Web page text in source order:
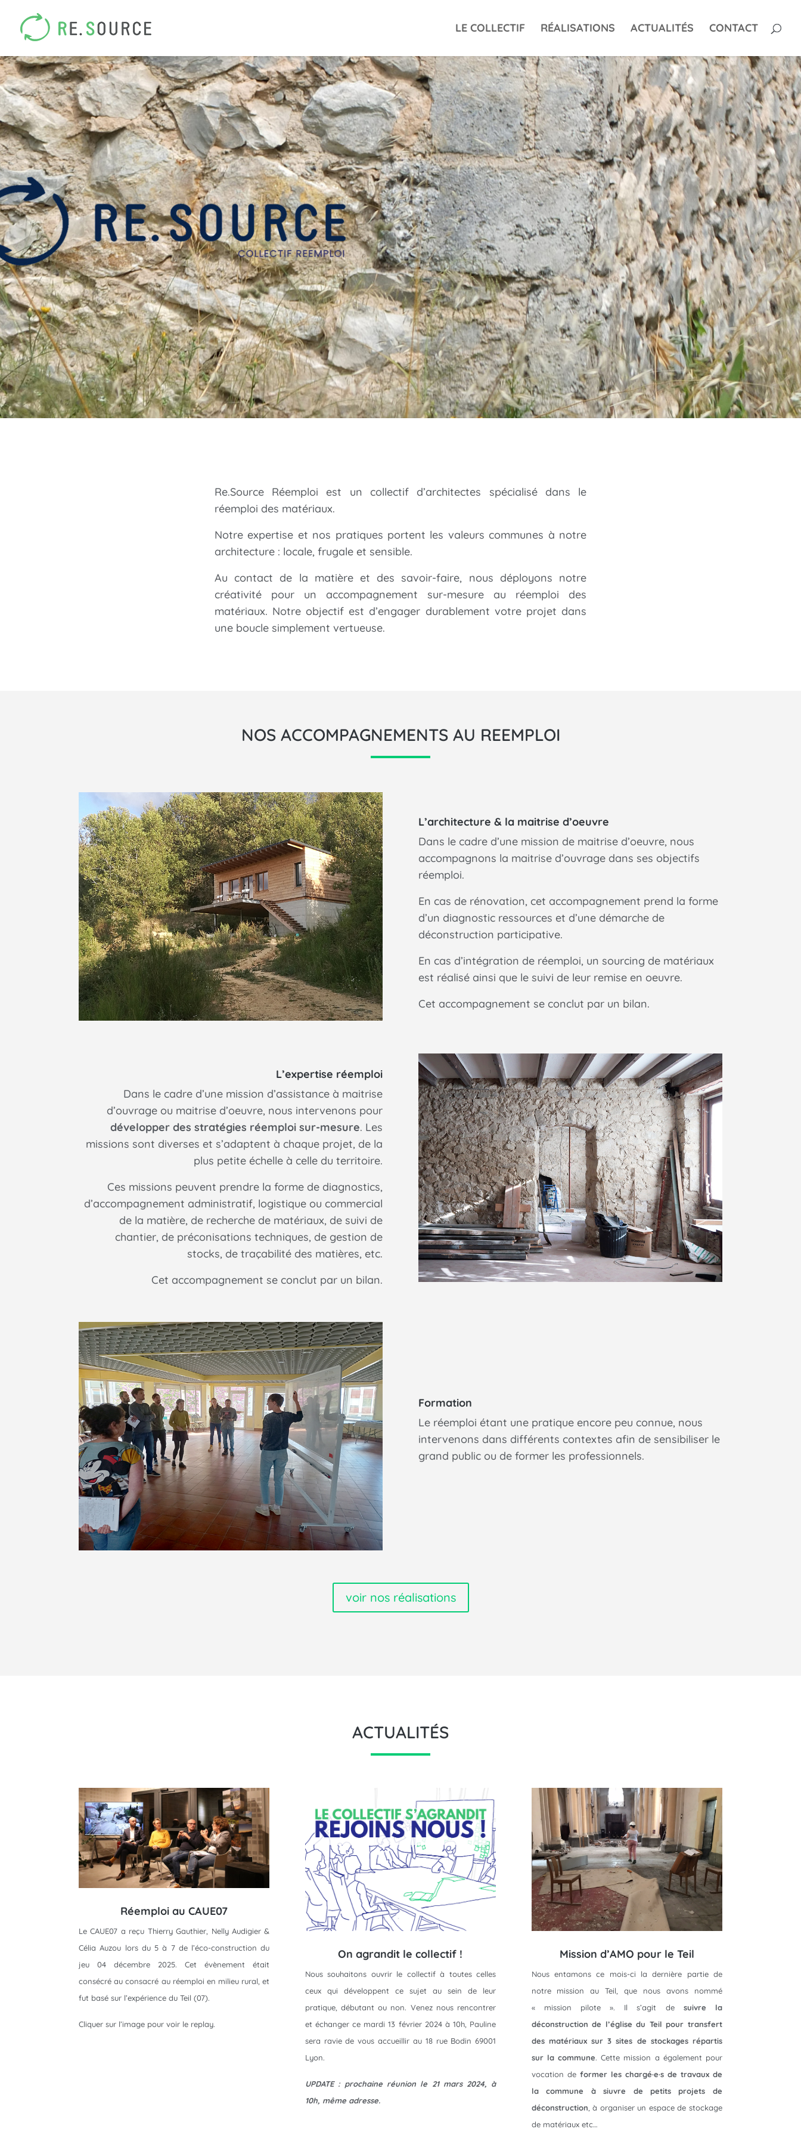
LE COLLECTIF RÉALISATIONS ACTUALITÉS CONTACT
Re.Source Réemploi est un collectif d’architectes spécialisé dans le
réemploi des matériaux.
Notre expertise et nos pratiques portent les valeurs communes à notre
architecture : locale, frugale et sensible.
Au contact de la matière et des savoir-faire, nous déployons notre
créativité pour un accompagnement sur-mesure au réemploi des
matériaux. Notre objectif est d’engager durablement votre projet dans
une boucle simplement vertueuse.
NOS ACCOMPAGNEMENTS AU REEMPLOI
L’architecture & la maitrise d’oeuvre
Dans le cadre d’une mission de maitrise d’oeuvre, nous
accompagnons la maitrise d’ouvrage dans ses objectifs
réemploi.
En cas de rénovation, cet accompagnement prend la forme
d’un diagnostic ressources et d’une démarche de
déconstruction participative.
En cas d’intégration de réemploi, un sourcing de matériaux
est réalisé ainsi que le suivi de leur remise en oeuvre.
Cet accompagnement se conclut par un bilan.
L’expertise réemploi
Dans le cadre d’une mission d’assistance à maitrise
d’ouvrage ou maitrise d’oeuvre, nous intervenons pour
développer des stratégies réemploi sur-mesure. Les
missions sont diverses et s’adaptent à chaque projet, de la
plus petite échelle à celle du territoire.
Ces missions peuvent prendre la forme de diagnostics,
d’accompagnement administratif, logistique ou commercial
de la matière, de recherche de matériaux, de suivi de
chantier, de préconisations techniques, de gestion de
stocks, de traçabilité des matières, etc.
Cet accompagnement se conclut par un bilan.
Formation
Le réemploi étant une pratique encore peu connue, nous
intervenons dans différents contextes afin de sensibiliser le
grand public ou de former les professionnels.
voir nos réalisations
ACTUALITÉS
Réemploi au CAUE07
Le CAUE07 a reçu Thierry Gauthier, Nelly Audigier &
Célia Auzou lors du 5 à 7 de l’éco-construction du
jeu 04 décembre 2025. Cet évènement était
consécré au consacré au réemploi en milieu rural, et
fut basé sur l’expérience du Teil (07).
Cliquer sur l’image pour voir le replay.
On agrandit le collectif !
Nous souhaitons ouvrir le collectif à toutes celles
ceux qui développent ce sujet au sein de leur
pratique, débutant ou non. Venez nous rencontrer
et échanger ce mardi 13 février 2024 à 10h, Pauline
sera ravie de vous accueillir au 18 rue Bodin 69001
Lyon.
UPDATE : prochaine réunion le 21 mars 2024, à
10h, même adresse.
Mission d’AMO pour le Teil
Nous entamons ce mois-ci la dernière partie de
notre mission au Teil, que nous avons nommé
« mission pilote ». Il s’agit de suivre la
déconstruction de l’église du Teil pour transfert
des matériaux sur 3 sites de stockages répartis
sur la commune. Cette mission a également pour
vocation de former les chargé·e·s de travaux de
la commune à siuvre de petits projets de
déconstruction , à organiser un espace de stockage
de matériaux etc…